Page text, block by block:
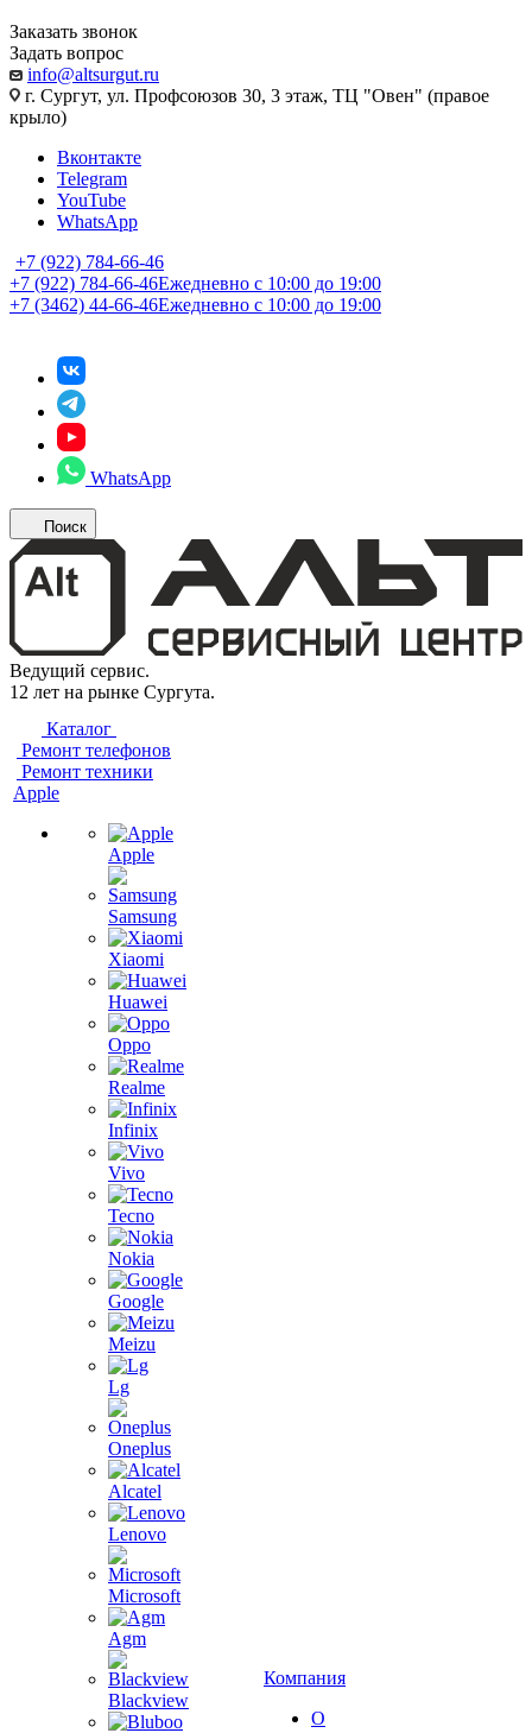
Заказать звонок
Задать вопрос
info@altsurgut.ru
г. Сургут, ул. Профсоюзов 30, 3 этаж, ТЦ "Овен" (правое
крыло)
Вконтакте
Telegram
YouTube
WhatsApp
+7 (922) 784-66-46
+7 (922) 784-66-46Ежедневно с 10:00 до 19:00
+7 (3462) 44-66-46Ежедневно с 10:00 до 19:00
WhatsApp
Поиск
Ведущий сервис.
12 лет на рынке Сургута.
Каталог
Ремонт телефонов
Ремонт техники
Apple
Apple
Samsung
Xiaomi
Huawei
Oppo
Realme
Infinix
Vivo
Tecno
Nokia
Google
Meizu
Lg
Oneplus
Alcatel
Lenovo
Microsoft
Agm
Blackview
Компания
О